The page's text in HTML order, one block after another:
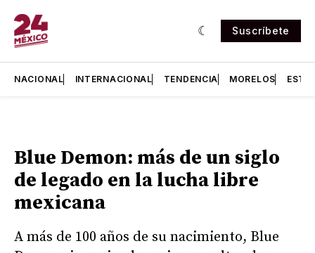
Suscríbete
NACIONAL INTERNACIONAL TENDENCIA MORELOS
Blue Demon: más de un siglo
de legado en la lucha libre
mexicana
A más de 100 años de su nacimiento, Blue